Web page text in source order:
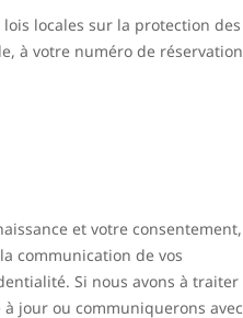
locales sur la protection des
à votre numéro de réservation
et votre consentement,
communication de vos
Si nous avons à traiter
jour ou communiquerons avec